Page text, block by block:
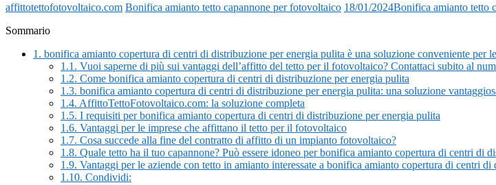
affittotettofotovoltaico.com Bonifica amianto tetto capannone per fotovoltaico 18/01/2024Bonifica amianto tetto
Sommario
1. bonifica amianto copertura di centri di distribuzione per energia pulita è una soluzione conveniente per
1.1. Vuoi saperne di più sui vantaggi dell’affitto del tetto per il fotovoltaico? Contattaci subito al
1.2. Come bonifica amianto copertura di centri di distribuzione per energia pulita
1.3. bonifica amianto copertura di centri di distribuzione per energia pulita: una soluzione
1.4. AffittoTettoFotovoltaico.com: la soluzione completa
1.5. I requisiti per bonifica amianto copertura di centri di distribuzione per energia pulita
1.6. Vantaggi per le imprese che affittano il tetto per il fotovoltaico
1.7. Cosa succede alla fine del contratto di affitto di un impianto fotovoltaico?
1.8. Quale tetto ha il tuo capannone? Può essere idoneo per bonifica amianto copertura di centri di
1.9. Vantaggi per le aziende con tetto in amianto interessate a bonifica amianto copertura di centri
1.10. Condividi: